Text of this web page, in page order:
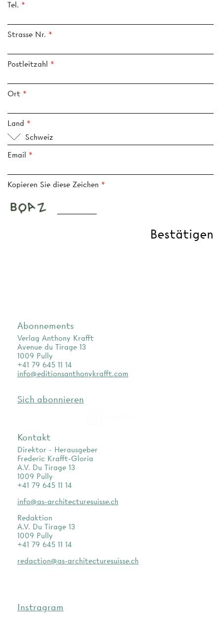
Tel.
Strasse Nr.
Postleitzahl
Ort
Land
Schweiz
Email
Kopieren Sie diese Zeichen
Abonnements
Verlag Anthony Krafft
Avenue du Tirage 13
1009 Pully
+41 79 645 11 14
info@editionsanthonykrafft.com
Sich abonnieren
Kontakt
Direktor - Herausgeber
Frederic Krafft-Gloria
A.V. Du Tirage 13
1009 Pully
+41 79 645 11 14
info@as-architecturesuisse.ch
Redaktion
A.V. Du Tirage 13
1009 Pully
+41 79 645 11 14
redaction@as-architecturesuisse.ch
Instragram